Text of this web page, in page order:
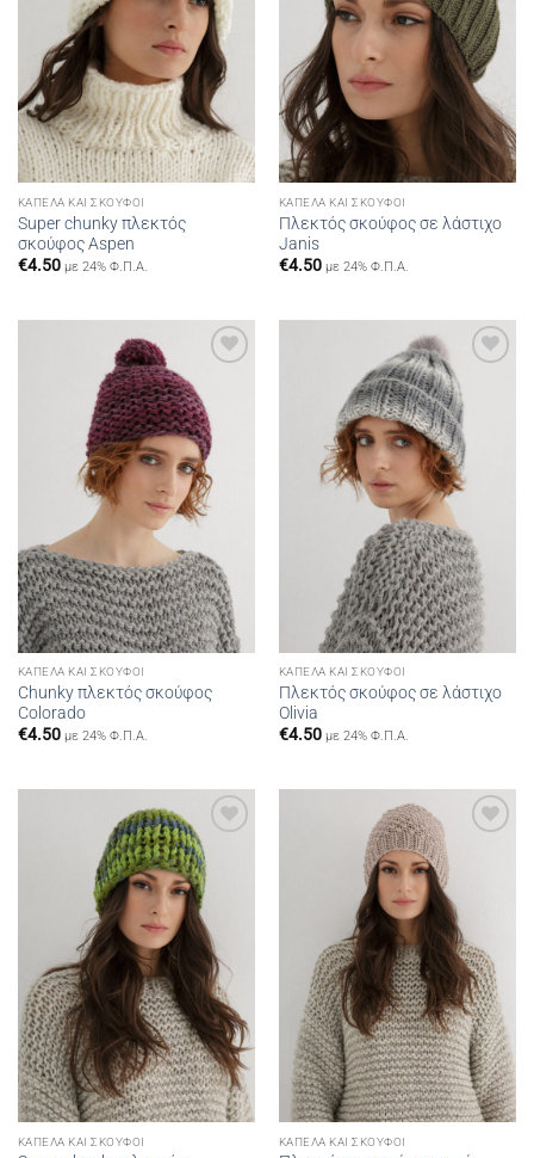
ΚΑΠΈΛΑ ΚΑΙ ΣΚΟΎΦΟΙ
Super chunky πλεκτός
σκούφος Aspen
€4.50 με 24% Φ.Π.Α.
ΚΑΠΈΛΑ ΚΑΙ ΣΚΟΎΦΟΙ
Πλεκτός σκούφος σε λάστιχο
Janis
€4.50 με 24% Φ.Π.Α.
wishlist
ΚΑΠΈΛΑ ΚΑΙ ΣΚΟΎΦΟΙ
Chunky πλεκτός σκούφος
Colorado
€4.50 με 24% Φ.Π.Α.
Add to
wishlist
ΚΑΠΈΛΑ ΚΑΙ ΣΚΟΎΦΟΙ
Πλεκτός σκούφος σε λάστιχο
Olivia
€4.50 με 24% Φ.Π.Α.
Add to
wishlist
ΚΑΠΈΛΑ ΚΑΙ ΣΚΟΎΦΟΙ ΚΑΠΈΛΑ ΚΑΙ ΣΚΟΎΦΟΙ